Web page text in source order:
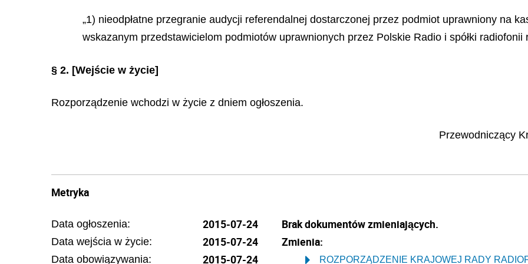
„1) nieodpłatne przegranie audycji referendalnej dostarczonej przez podmiot uprawniony na
wskazanym przedstawicielom podmiotów uprawnionych przez Polskie Radio i spółki
§ 2. [Wejście w życie]
Rozporządzenie wchodzi w życie z dniem ogłoszenia.
Przewodniczący
Metryka
Data ogłoszenia: 2015-07-24
Data wejścia w życie: 2015-07-24
Data obowiązywania: 2015-07-24
Brak dokumentów zmieniających.
Zmienia:
ROZPORZĄDZENIE KRAJOWEJ RADY